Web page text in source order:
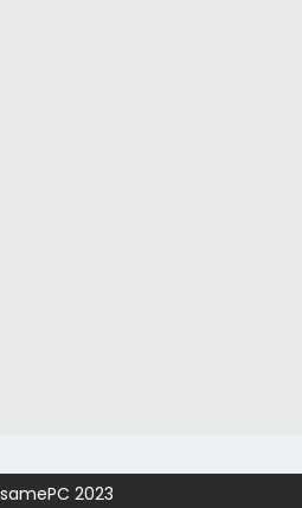
2023